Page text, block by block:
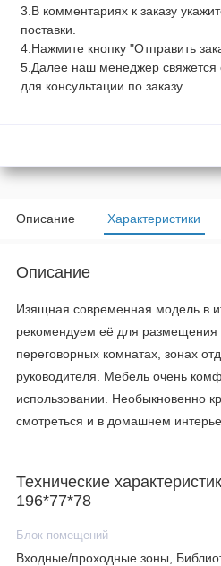
3.В комментариях к заказу
поставки.
4.Нажмите кнопку "Отправить
5.Далее наш менеджер свяжется
для консультации по заказу.
Описание Характеристики
Описание
Изящная современная модель в
рекомендуем её для размещения
переговорных комнатах, зонах
руководителя. Мебель очень
использовании. Необыкновенно
смотреться и в домашнем
Технические
196*77*78
Блок помещений
Входные/проходные зоны,